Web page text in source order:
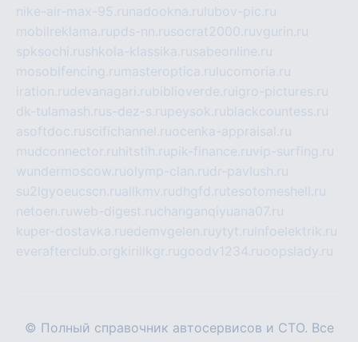
nike-air-max-95.ru nadookna.ru lubov-pic.ru
mobilreklama.rupds-nn.rusocrat2000.ruvgurin.ru
spksochi.rushkola-klassika.rusabeonline.ru
mosoblfencing.ru masteroptica.ru lucomoria.ru
iration.rudevanagari.rubiblioverde.ru igro-pictures.ru
dk-tulamash.rus-dez-s.rupeysok.rublackcountess.ru
asoftdoc.ruscifichannel.ruocenka-appraisal.ru
mudconnector.ru hitstih.rupik-finance.ruvip-surfing.ru
wundermoscow.ruolymp-clan.rudr-pavlush.ru
su2lgyoeucscn.ruallkmv.rudhgfd.rutesotomeshell.ru
netoen.ruweb-digest.ruchanganqiyuana07.ru
kuper-dostavka.ruedemvgelen.ruytyt.ru infoelektrik.ru
everafterclub.org kirillkgr.rugoodv1234.ruoopslady.ru
© Полный справочник автосервисов и СТО. Все